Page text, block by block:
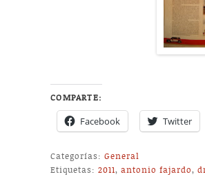
COMPARTE:
Facebook Twitter
Categorías: General
Etiquetas: 2011,antonio fajardo,